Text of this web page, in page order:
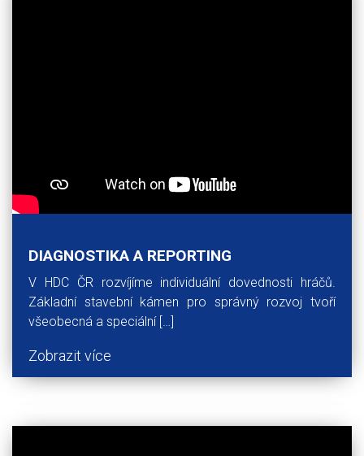
DIAGNOSTIKA A REPORTING
V HDC ČR rozvíjíme individuální dovednosti hráčů.
Základní stavební kámen pro správný rozvoj tvoří
všeobecná a speciální […]
Zobrazit více